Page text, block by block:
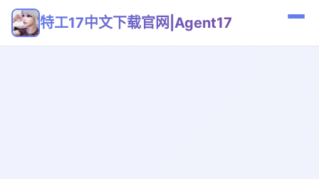
特工17中文下载官网|Agent17